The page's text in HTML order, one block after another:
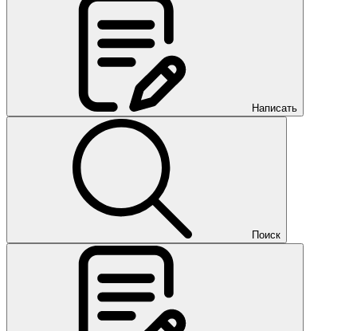
Написать
Поиск